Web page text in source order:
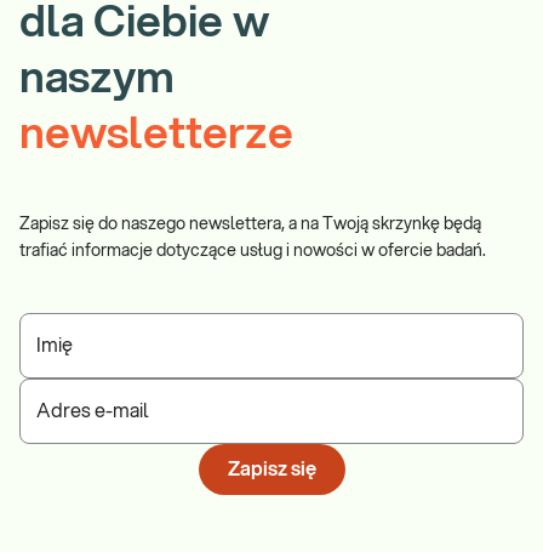
dla Ciebie w
naszym
newsletterze
Zapisz się do naszego newslettera, a na Twoją skrzynkę będą
trafiać informacje dotyczące usług i nowości w ofercie badań.
Imię
Adres e-mail
Zapisz się